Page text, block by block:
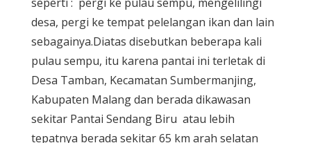
desa, pergi ke tempat pelelangan ikan dan lain
sebagainya.Diatas disebutkan beberapa kali
pulau sempu, itu karena pantai ini terletak di
Desa Tamban, Kecamatan Sumbermanjing,
Kabupaten Malang dan berada dikawasan
sekitar Pantai Sendang Biru atau lebih
tepatnya berada sekitar 65 km arah selatan